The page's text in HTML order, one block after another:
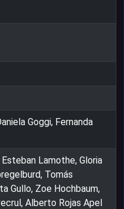
Goggi, Fernanda
Esteban Lamothe, Gloria
Tomás
Gullo, Zoe Hochbaum,
Alberto Rojas Apel